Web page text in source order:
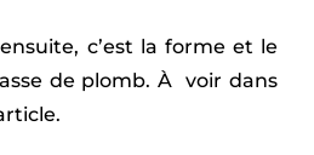
c’est la forme et le
de plomb. À voir dans